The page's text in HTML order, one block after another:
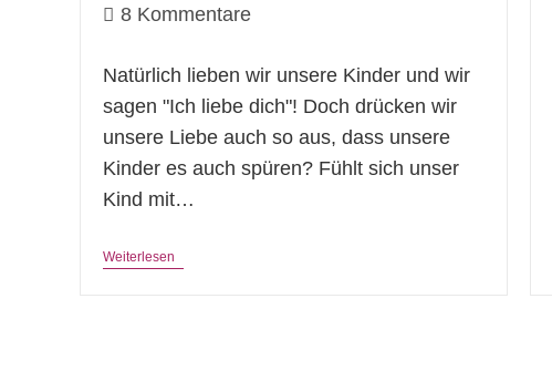
Beitrags-
8 Kommentare
Natürlich lieben wir unsere Kinder und wir
sagen "Ich liebe dich"! Doch drücken wir
unsere Liebe auch so aus, dass unsere
Kinder es auch spüren? Fühlt sich unser
Kind mit…
Weiterlesen
Liebe